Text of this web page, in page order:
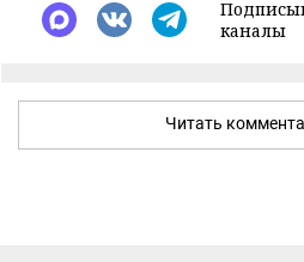
каналы
Читать